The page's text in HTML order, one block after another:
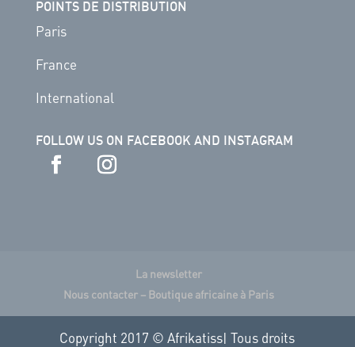
POINTS DE DISTRIBUTION
Paris
France
International
FOLLOW US ON FACEBOOK AND INSTAGRAM
La newsletter
Nous contacter – Boutique africaine à Paris
Copyright 2017 © Afrikatiss| Tous droits